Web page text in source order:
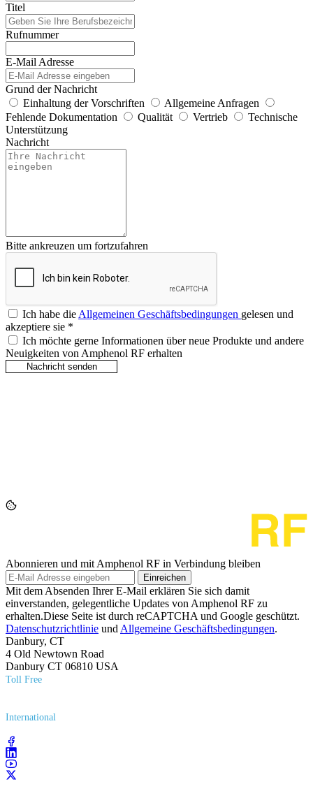
Titel
Rufnummer
E-Mail Adresse
Grund der Nachricht
Einhaltung der Vorschriften
Allgemeine Anfragen
Fehlende Dokumentation
Qualität Vertrieb
Technische
Unterstützung
Nachricht
Bitte ankreuzen um fortzufahren
Ich habe dieAllgemeinen Geschäftsbedingungen gelesen und
akzeptiere sie *
Ich möchte gerne Informationen über neue Produkte und andere
Neuigkeiten von Amphenol RF erhalten
Abonnieren und mit Amphenol RF in Verbindung bleiben
Einreichen
Mit dem Absenden Ihrer E-Mail erklären Sie sich damit
einverstanden, gelegentliche Updates von Amphenol RF zu
erhalten.Diese Seite ist durch reCAPTCHA und Google geschützt.
Datenschutzrichtlinie und Allgemeine Geschäftsbedingungen.
Danbury, CT
4 Old Newtown Road
Danbury CT 06810 USA
Toll Free
International